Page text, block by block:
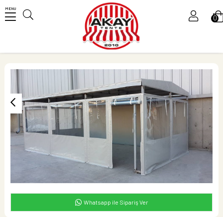
MENU
0
Üye Ol
Whatsapp ile Sipariş Ver